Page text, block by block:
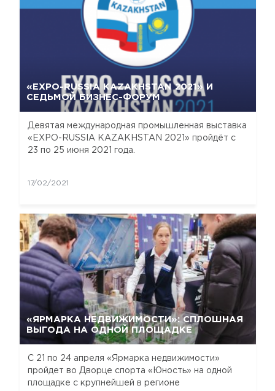
«EXPO-RUSSIA KAZAKHSTAN 2021» И
СЕДЬМОЙ БИЗНЕС-ФОРУМ
Девятая международная промышленная выставка
«EXPO-RUSSIA KAZAKHSTAN 2021» пройдёт с
23 по 25 июня 2021 года.
17/02/2021
«ЯРМАРКА НЕДВИЖИМОСТИ»: СПЛОШНАЯ
ВЫГОДА НА ОДНОЙ ПЛОЩАДКЕ
С 21 по 24 апреля «Ярмарка недвижимости»
пройдет во Дворце спорта «Юность» на одной
площадке с крупнейшей в регионе